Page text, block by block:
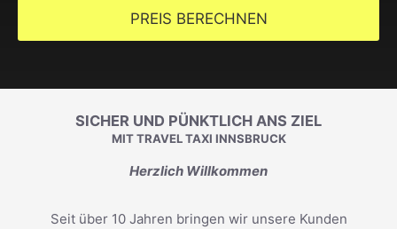
PREIS BERECHNEN
SICHER UND PÜNKTLICH ANS ZIEL
MIT TRAVEL TAXI INNSBRUCK
Herzlich Willkommen
Seit über 10 Jahren bringen wir unsere Kunden